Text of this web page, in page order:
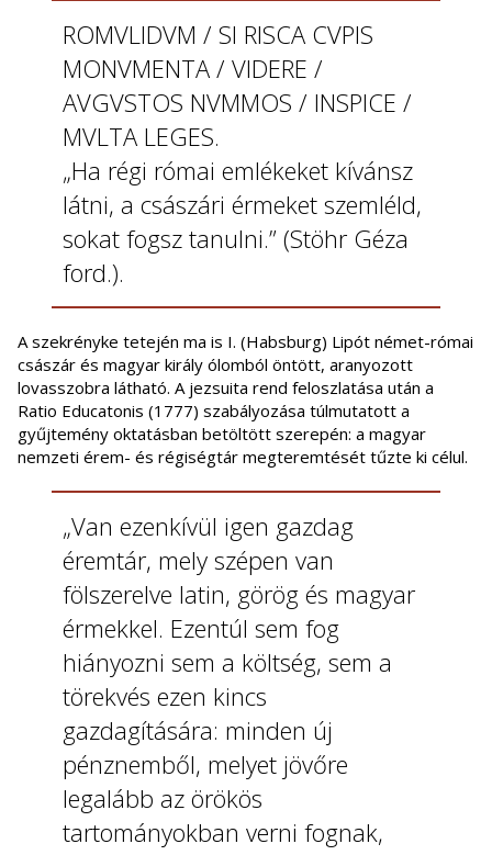
ROMVLIDVM / SI RISCA CVPIS
MONVMENTA / VIDERE /
AVGVSTOS NVMMOS / INSPICE /
MVLTA LEGES.
„Ha régi római emlékeket kívánsz
látni, a császári érmeket szemléld,
sokat fogsz tanulni.” (Stöhr Géza
ford.).
A szekrényke tetején ma is I. (Habsburg) Lipót német-római
császár és magyar király ólomból öntött, aranyozott
lovasszobra látható. A jezsuita rend feloszlatása után a
Ratio Educatonis (1777) szabályozása túlmutatott a
gyűjtemény oktatásban betöltött szerepén: a magyar
nemzeti érem- és régiségtár megteremtését tűzte ki célul.
„Van ezenkívül igen gazdag
éremtár, mely szépen van
fölszerelve latin, görög és magyar
érmekkel. Ezentúl sem fog
hiányozni sem a költség, sem a
törekvés ezen kincs
gazdagítására: minden új
pénznemből, melyet jövőre
legalább az örökös
tartományokban verni fognak,